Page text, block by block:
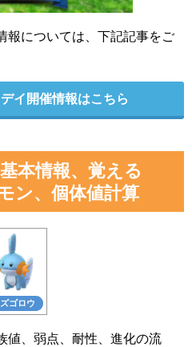
報については、下記記事をご
イ開催情報はこちら
本情報、覚える
ン、個体値計算
ゴロウ
値、弱点、耐性、進化の流